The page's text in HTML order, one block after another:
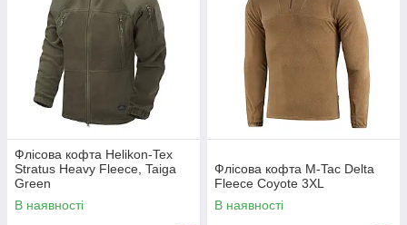
Флісова кофта Helikon-Tex
Stratus Heavy Fleece, Taiga
Green
В наявності
Флісова кофта M-Tac Delta
Fleece Coyote 3XL
В наявності